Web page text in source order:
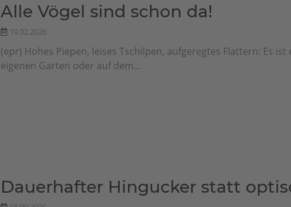
Alle Vögel sind schon da!
19.02.2026
(epr) Hohes Piepen, leises Tschilpen, aufgeregtes Flattern: Es
eigenen Garten oder auf dem...
Dauerhafter Hingucker statt